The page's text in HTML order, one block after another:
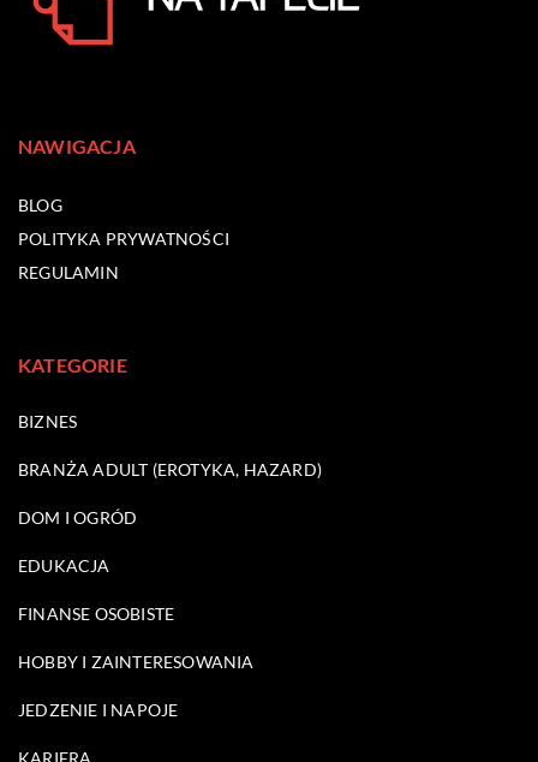
NAWIGACJA
BLOG
POLITYKA PRYWATNOŚCI
REGULAMIN
KATEGORIE
BIZNES
BRANŻA ADULT (EROTYKA, HAZARD)
DOM I OGRÓD
EDUKACJA
FINANSE OSOBISTE
HOBBY I ZAINTERESOWANIA
JEDZENIE I NAPOJE
KARIERA